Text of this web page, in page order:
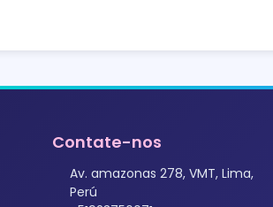
Contate-nos
Av. amazonas 278, VMT, Lima,
Perú